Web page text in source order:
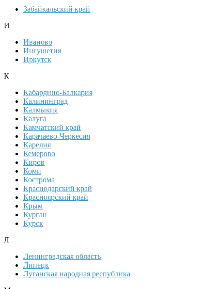
Забайкальский край
И
Иваново
Ингушетия
Иркутск
К
Кабардино-Балкария
Калининград
Калмыкия
Калуга
Камчатский край
Карачаево-Черкесия
Карелия
Кемерово
Киров
Коми
Кострома
Краснодарский край
Красноярский край
Крым
Курган
Курск
Л
Ленинградская область
Липецк
Луганская народная республика